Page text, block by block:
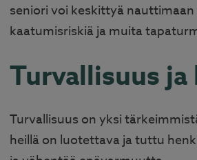
seniori voi keskittyä
kaatumisriskiä ja muita
Turvallisuus
Turvallisuus on yksi
heillä on luotettava ja tuttu